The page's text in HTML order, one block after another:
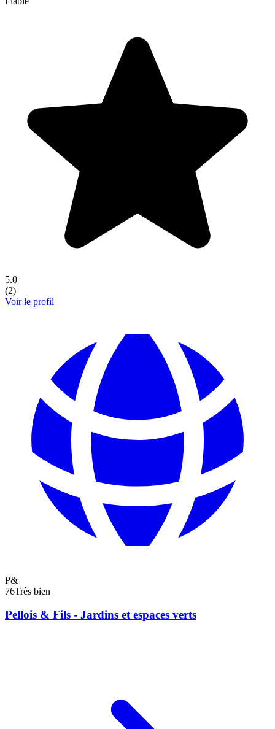
5.0
(2)
Voir le profil
P&
76Très bien
Pellois & Fils - Jardins et espaces verts